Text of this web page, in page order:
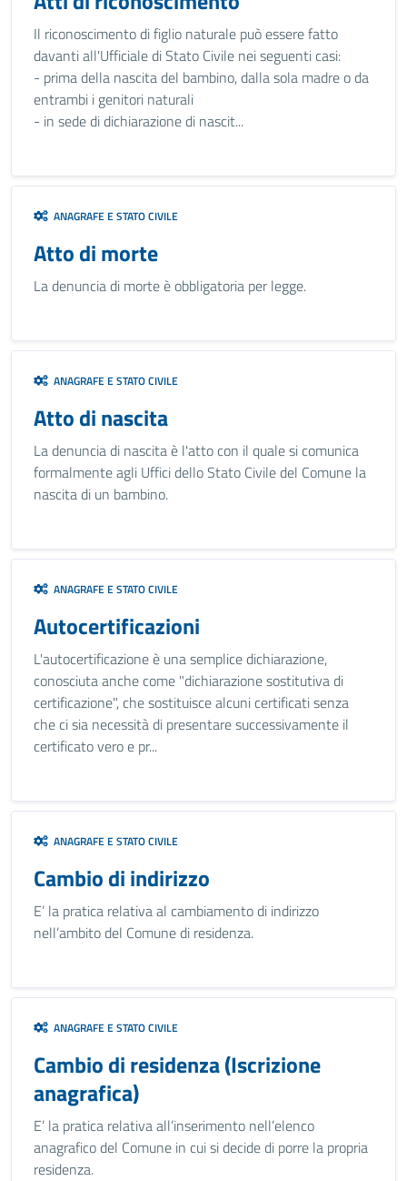
Il riconoscimento di figlio naturale può essere fatto
davanti all'Ufficiale di Stato Civile nei seguenti casi:
- prima della nascita del bambino, dalla sola madre o da
entrambi i genitori naturali
- in sede di dichiarazione di nascit...
ANAGRAFE E STATO CIVILE
Atto di morte
La denuncia di morte è obbligatoria per legge.
ANAGRAFE E STATO CIVILE
Atto di nascita
La denuncia di nascita è l'atto con il quale si comunica
formalmente agli Uffici dello Stato Civile del Comune la
nascita di un bambino.
ANAGRAFE E STATO CIVILE
Autocertificazioni
L'autocertificazione è una semplice dichiarazione,
conosciuta anche come "dichiarazione sostitutiva di
certificazione", che sostituisce alcuni certificati senza
che ci sia necessità di presentare successivamente il
certificato vero e pr...
ANAGRAFE E STATO CIVILE
Cambio di indirizzo
E’ la pratica relativa al cambiamento di indirizzo
nell’ambito del Comune di residenza.
ANAGRAFE E STATO CIVILE
Cambio di residenza (Iscrizione
anagrafica)
E’ la pratica relativa all’inserimento nell’elenco
anagrafico del Comune in cui si decide di porre la propria
residenza.